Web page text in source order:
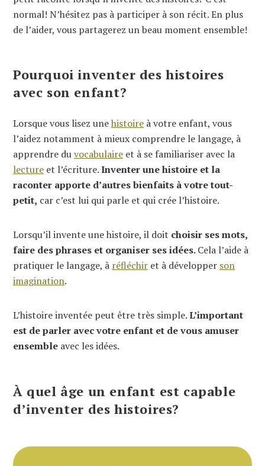
normal! N’hésitez pas à participer à son récit. En plus
de l’aider, vous partagerez un beau moment ensemble!
Pourquoi inventer des histoires
avec son enfant?
Lorsque vous lisez unehistoire à votre enfant, vous
l’aidez notamment à mieux comprendre le langage, à
apprendre duvocabulaire et à se familiariser avec la
lecture et l’écriture.Inventer une histoire et la
raconter apporte d’autres bienfaits à votre tout-
petit, car c’est lui qui parle et qui crée l’histoire.
Lorsqu’il invente une histoire, il doit choisir ses mots,
faire des phrases et organiser ses idées.Cela l’aide à
pratiquer le langage, à réfléchir et à développer son
imagination.
L’histoire inventée peut être très simple.L’important
est de parler avec votre enfant et de vous amuser
ensemble avec les idées.
À quel âge un enfant est capable
d’inventer des histoires?